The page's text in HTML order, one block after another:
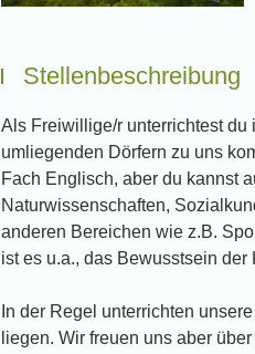
Stellenbeschreibung
Als Freiwillige/r unterrichtest du
umliegenden Dörfern zu uns
Fach Englisch, aber du kannst
Naturwissenschaften,
anderen Bereichen wie z.B.
ist es u.a., das Bewusstsein
In der Regel unterrichten
liegen. Wir freuen uns aber